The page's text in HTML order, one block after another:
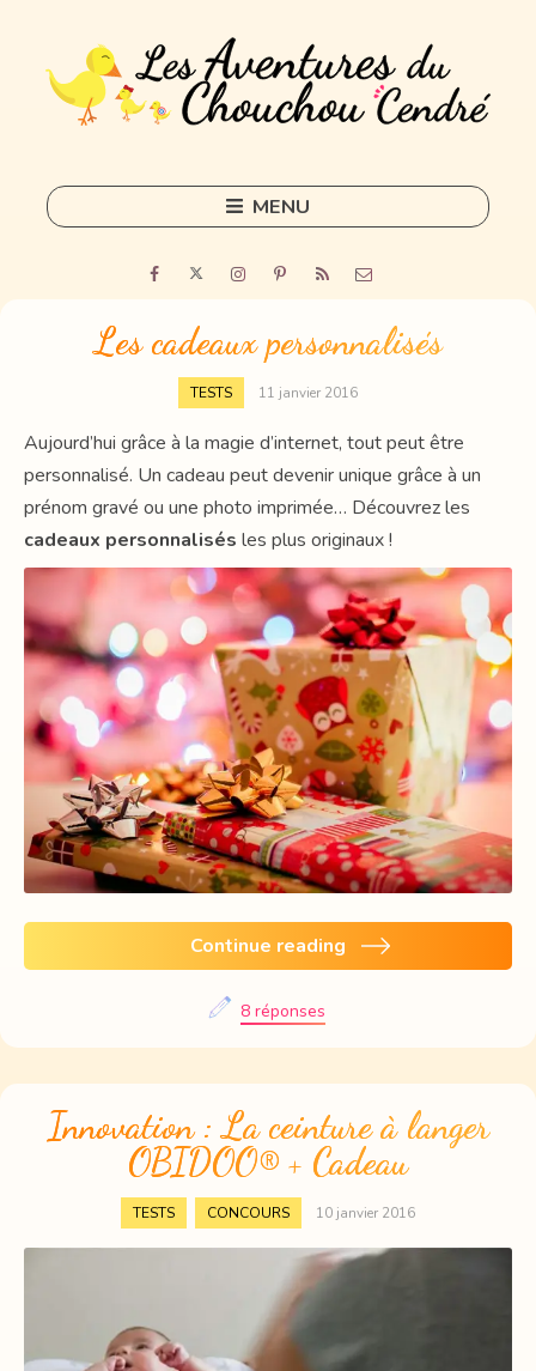
MENU
to
content
Home
Freelance
DIY
Tous les articles
Les cadeaux personnalisés
TESTS 11 janvier 2016
Aujourd’hui grâce à la magie d’internet, tout peut être
personnalisé. Un cadeau peut devenir unique grâce à un
prénom gravé ou une photo imprimée… Découvrez les
cadeaux personnalisés les plus originaux !
Continue reading
8 réponses
Innovation : La ceinture à langer
OBIDOO® + Cadeau
TESTS CONCOURS 10 janvier 2016